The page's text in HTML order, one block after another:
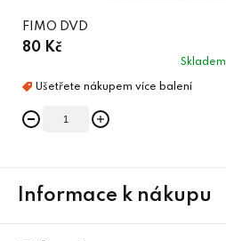
FIMO DVD
80 Kč
Skladem
Informace k nákupu